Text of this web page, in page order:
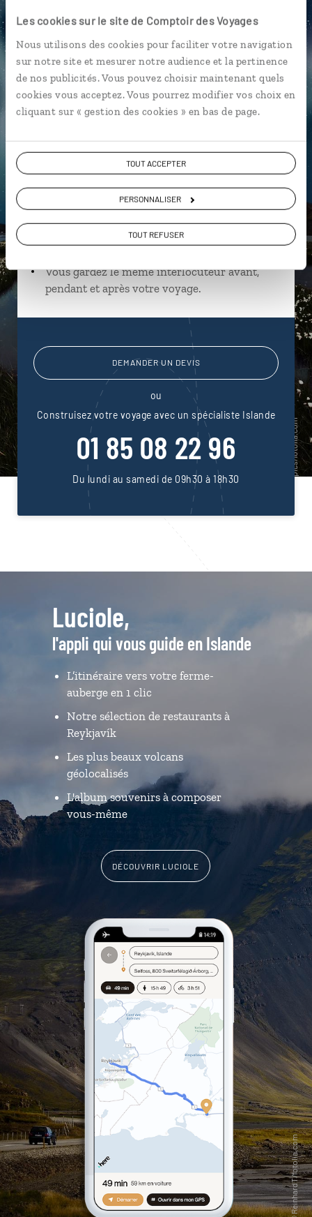
Les cookies sur le site de Comptoir des Voyages
Nous utilisons des cookies pour faciliter votre navigation
sur notre site et mesurer notre audience et la pertinence
de nos publicités. Vous pouvez choisir maintenant quels
cookies vous acceptez. Vous pourrez modifier vos choix en
cliquant sur « gestion des cookies » en bas de page.
TOUT ACCEPTER
PERSONNALISER
TOUT REFUSER
Fabien,
spécialiste Islande
spécialistes
Ils sauront organiser votre itinéraire au plus
près de vos envies et de la réalité du pays.
Échangez en face à face ou depuis nos studios
connectés en agence, mais aussi par email ou
téléphone.
Vous gardez le même interlocuteur avant,
pendant et après votre voyage.
DEMANDER UN DEVIS
ou
Construisez votre voyage avec un spécialiste Islande
01 85 08 22 96
Du lundi au samedi de 09h30 à 18h30
Luciole,
l'appli qui vous guide en Islande
L’itinéraire vers votre ferme-
auberge en 1 clic
Notre sélection de restaurants à
Reykjavík
Les plus beaux volcans
géolocalisés
L'album souvenirs à composer
vous-même
DÉCOUVRIR LUCIOLE